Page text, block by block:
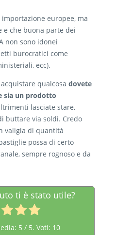
europee, ma
e che buona parte dei
non sono idonei
burocratici come
ecc).
qualcosa dovete
sia un prodotto
lasciate stare,
buttare via soldi. Credo
valigia di quantità
possa di certo
sempre rognoso e da
ti è stato utile?
5 / 5. Voti: 10